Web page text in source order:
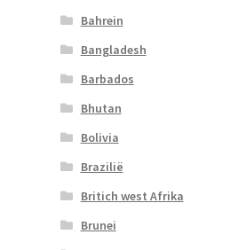
Bahrein
Bangladesh
Barbados
Bhutan
Bolivia
Brazilië
Britich west Afrika
Brunei